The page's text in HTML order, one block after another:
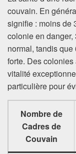
couvain. En
signifie : moins de
colonie en
normal, tandis
forte. Des colonies
vitalité
particulière pour
Nombre de
Cadres de
Couvain